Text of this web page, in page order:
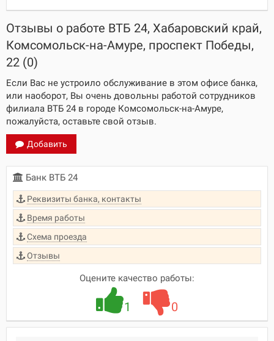
Отзывы о работе ВТБ 24, Хабаровский край,
Комсомольск-на-Амуре, проспект Победы,
22 (0)
Если Вас не устроило обслуживание в этом офисе банка,
или наоборот, Вы очень довольны работой сотрудников
филиала ВТБ 24 в городе Комсомольск-на-Амуре,
пожалуйста, оставьте свой отзыв.
Добавить
Банк ВТБ 24
Реквизиты банка, контакты
Время работы
Схема проезда
Отзывы
Оцените качество работы:
1 0